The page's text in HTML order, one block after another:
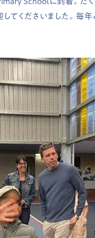
てくださいました。毎年